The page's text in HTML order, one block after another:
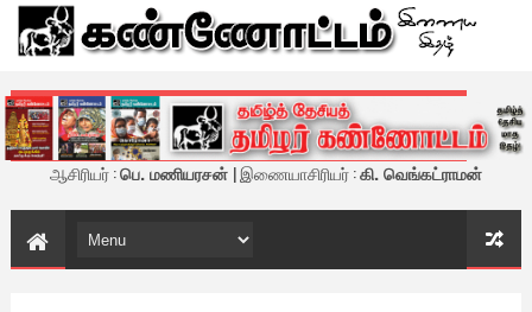
கண்ணோட்டம் - இணைய இதழ்
ஆசிரியர் :பெ. மணியரசன் | இணையாசிரியர் :கி. வெங்கட்ராமன்